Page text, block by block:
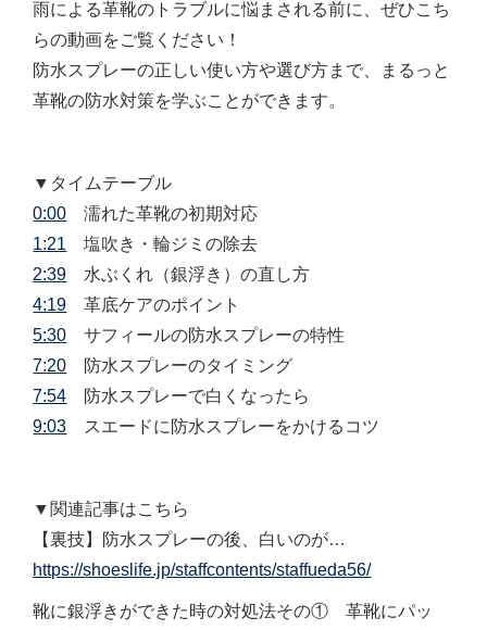
雨による革靴のトラブルに悩まされる前に、ぜひこち
らの動画をご覧ください！
防水スプレーの正しい使い方や選び方まで、まるっと
革靴の防水対策を学ぶことができます。
▼タイムテーブル
0:00 濡れた革靴の初期対応
1:21 塩吹き・輪ジミの除去
2:39 水ぶくれ（銀浮き）の直し方
4:19 革底ケアのポイント
5:30 サフィールの防水スプレーの特性
7:20 防水スプレーのタイミング
7:54 防水スプレーで白くなったら
9:03 スエードに防水スプレーをかけるコツ
▼関連記事はこちら
【裏技】防水スプレーの後、白いのが…
https://shoeslife.jp/staffcontents/staffueda56/
靴に銀浮きができた時の対処法その① 革靴にパッ